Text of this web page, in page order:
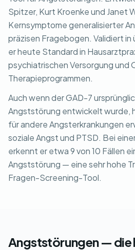
Spitzer, Kurt Kroenke und Janet
Kernsymptome generalisierter
präzisen Fragebogen. Validiert
er heute Standard in
psychiatrischen Versorgung und
Therapieprogrammen.
Auch wenn der GAD-7
Angststörung entwickelt wurde,
für andere Angsterkrankungen
soziale Angst und PTSD. Bei
erkennt er etwa 9 von 10 Fällen
Angststörung — eine sehr hohe
Fragen-Screening-Tool.
Angststörungen — die